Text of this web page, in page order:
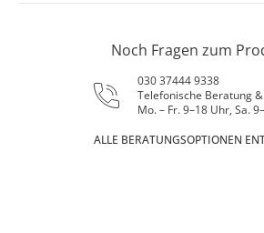
Noch Fragen zum
030 37444 9338
Telefonische Beratung
Mo. – Fr. 9–18 Uhr, Sa.
ALLE BERATUNGSOPTIONEN